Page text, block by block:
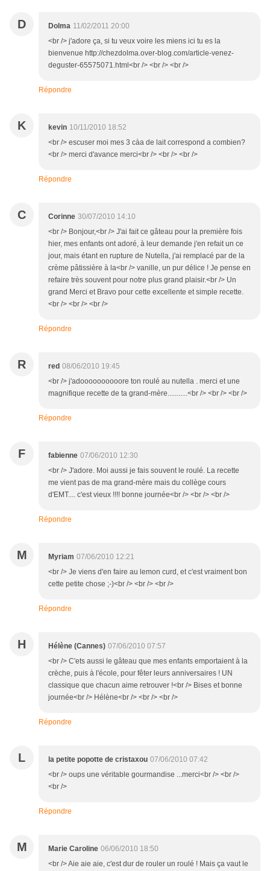
D Dolma 11/02/2011 20:00
<br /> j'adore ça, si tu veux voire les miens ici tu es la
bienvenue http://chezdolma.over-blog.com/article-venez-
deguster-65575071.html<br /> <br /> <br />
Répondre
K kevin 10/11/2010 18:52
<br /> escuser moi mes 3 càa de lait correspond a combien?
<br /> merci d'avance merci<br /> <br /> <br />
Répondre
C Corinne 30/07/2010 14:10
<br /> Bonjour,<br /> J'ai fait ce gâteau pour la première fois
hier, mes enfants ont adoré, à leur demande j'en refait un ce
jour, mais étant en rupture de Nutella, j'ai remplacé par de la
crème pâtissière à la<br /> vanille, un pur délice ! Je pense en
refaire très souvent pour notre plus grand plaisir.<br /> Un
grand Merci et Bravo pour cette excellente et simple recette.
<br /> <br /> <br />
Répondre
R red 08/06/2010 19:45
<br /> j'adoooooooooore ton roulé au nutella . merci et une
magnifique recette de ta grand-mère...........<br /> <br /> <br />
Répondre
F fabienne 07/06/2010 12:30
<br /> J'adore. Moi aussi je fais souvent le roulé. La recette
me vient pas de ma grand-mère mais du collège cours
d'EMT.... c'est vieux !!!! bonne journée<br /> <br /> <br />
Répondre
M Myriam 07/06/2010 12:21
<br /> Je viens d'en faire au lemon curd, et c'est vraiment bon
cette petite chose ;-)<br /> <br /> <br />
Répondre
H Hélène (Cannes) 07/06/2010 07:57
<br /> C'ets aussi le gâteau que mes enfants emportaient à la
crèche, puis à l'école, pour fêter leurs anniversaires ! UN
classique que chacun aime retrouver !<br /> Bises et bonne
journée<br /> Hélène<br /> <br /> <br />
Répondre
L la petite popotte de cristaxou 07/06/2010 07:42
<br /> oups une véritable gourmandise ...merci<br /> <br />
<br />
Répondre
M Marie Caroline 06/06/2010 18:50
<br /> Aie aie aie, c'est dur de rouler un roulé ! Mais ça vaut le